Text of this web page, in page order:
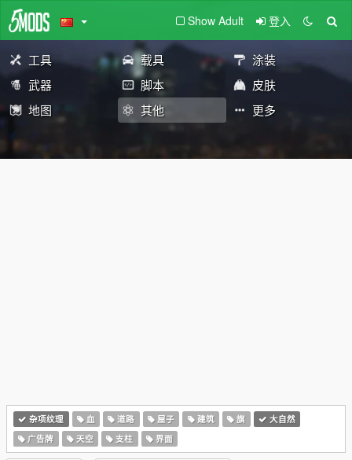
Show Adult 登入
工具 载具
涂装
武器
脚本
皮肤
地图
其他 更多
杂项纹理 血 道路 屋子 建筑 旗
大自然
广告牌
天空 支柱 界面